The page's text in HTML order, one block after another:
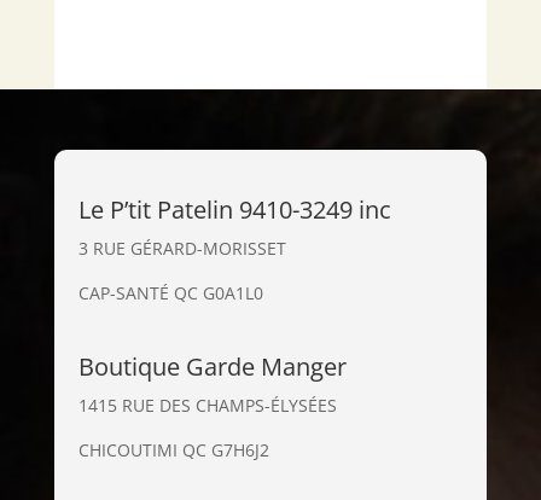
Le P’tit Patelin 9410-3249 inc
3 RUE GÉRARD-MORISSET
CAP-SANTÉ QC G0A1L0
Boutique Garde Manger
1415 RUE DES CHAMPS-ÉLYSÉES
CHICOUTIMI QC G7H6J2